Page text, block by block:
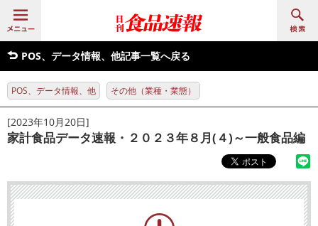
POS、データ情報、他記事一覧へ戻る
POS、データ情報、他 その他（業種・業態）
[2023年10月20日]
家計食品データ速報・２０２３年８月(４)～一般食品編